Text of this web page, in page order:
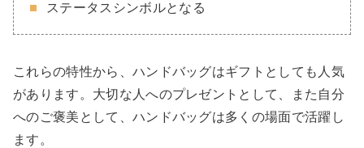
ステータスシンボルとなる
これらの特性から、ハンドバッグはギフトとしても人気
があります。大切な人へのプレゼントとして、また自分
へのご褒美として、ハンドバッグは多くの場面で活躍し
ます。